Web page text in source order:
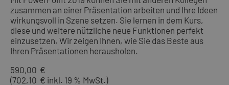
zusammen an einer Präsentation arbeiten und Ihre Ideen
wirkungsvoll in Szene setzen. Sie lernen in dem Kurs,
diese und weitere nützliche neue Funktionen perfekt
einzusetzen. Wir zeigen Ihnen, wie Sie das Beste aus
Ihren Präsentationen herausholen.
590,00 €
(702,10 € inkl. 19 % MwSt.)